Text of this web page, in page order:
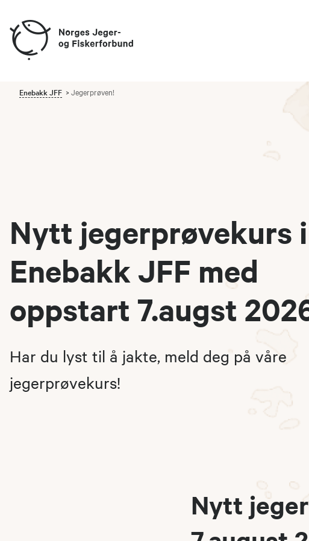
Enebakk JFF Jegerprøven!
Nytt jegerprøvekurs i
Enebakk JFF med
oppstart 7.augst
Har du lyst til å jakte, meld deg på våre
jegerprøvekurs!
Nytt